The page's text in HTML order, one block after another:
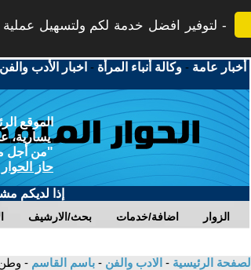
لتوفير افضل خدمة لكم ولتسهيل
أخبار عامة -وكالة أنباء المرأة - اخبار الأدب والفن
الموقع
يسارية،
"من أجل
حاز
إذا لديكم
بحث/الارشيف اضافة/خدمات الزوار
الصفحة الرئيسية - الادب والفن - باسم القاسم -